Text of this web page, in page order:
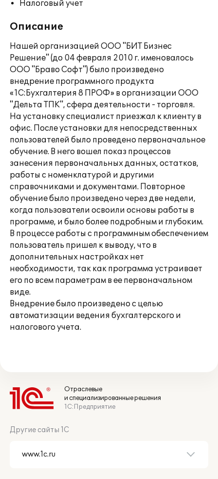
Налоговый учет
Описание
Нашей организацией ООО "БИТ Бизнес
Решение" (до 04 февраля 2010 г. именовалось
ООО "Браво Софт") было произведено
внедрение программного продукта
«1C:Бухгалтерия 8 ПРОФ» в организации ООО
"Дельта ТПК", сфера деятельности - торговля.
На установку специалист приезжал к клиенту в
офис. После установки для непосредственных
пользователей было проведено первоначальное
обучение. В него вошел показ процессов
занесения первоначальных данных, остатков,
работы с номенклатурой и другими
справочниками и документами. Повторное
обучение было произведено через две недели,
когда пользователи освоили основы работы в
программе, и было более подробным и глубоким.
В процессе работы с программным обеспечением
пользователь пришел к выводу, что в
дополнительных настройках нет
необходимости, так как программа устраивает
его по всем параметрам в ее первоначальном
виде.
Внедрение было произведено с целью
автоматизации ведения бухгалтерского и
налогового учета.
Отраслевые
и специализированные решения
1С:Предприятие
Другие сайты 1С